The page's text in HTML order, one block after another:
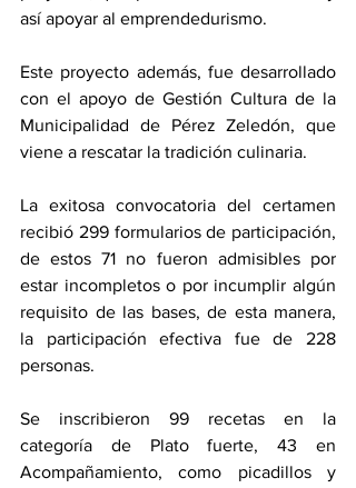
así apoyar al emprendedurismo.
Este proyecto además, fue desarrollado
con el apoyo de Gestión Cultura de la
Municipalidad de Pérez Zeledón, que
viene a rescatar la tradición culinaria.
La exitosa convocatoria del certamen
recibió 299 formularios de participación,
de estos 71 no fueron admisibles por
estar incompletos o por incumplir algún
requisito de las bases, de esta manera,
la participación efectiva fue de 228
personas.
Se inscribieron 99 recetas en la
categoría de Plato fuerte, 43 en
Acompañamiento, como picadillos y